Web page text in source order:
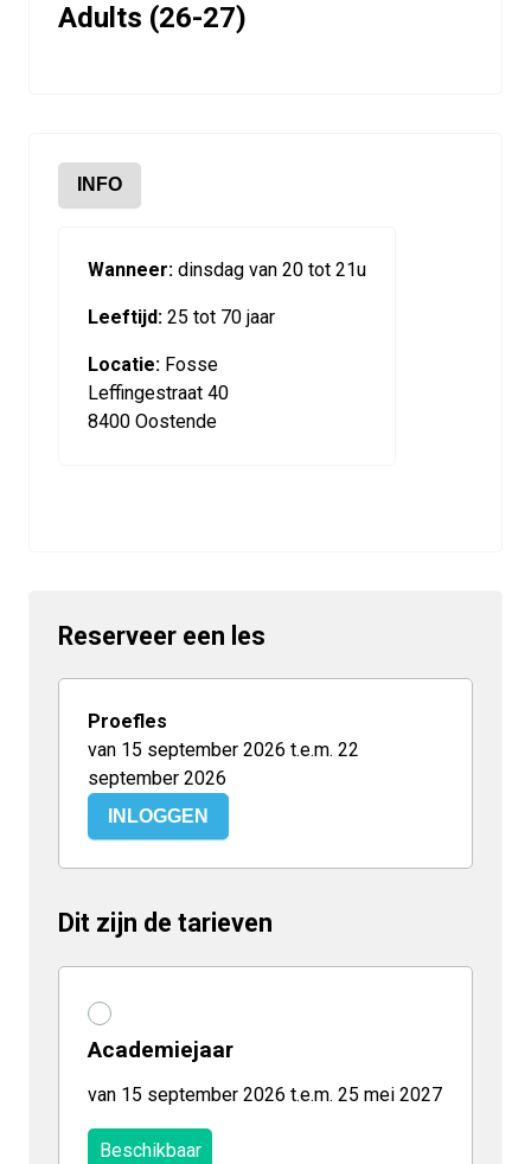
Adults (26-27)
INFO
Wanneer: dinsdag van 20 tot 21u
Leeftijd: 25 tot 70 jaar
Locatie: Fosse
Leffingestraat 40
8400 Oostende
Reserveer een les
Proefles
van 15 september 2026 t.e.m. 22
september 2026
INLOGGEN
Dit zijn de tarieven
Academiejaar
van 15 september 2026 t.e.m. 25 mei 2027
Beschikbaar